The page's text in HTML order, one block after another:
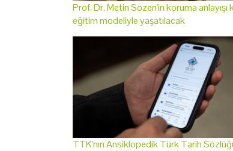
Prof. Dr. Metin Sözen'in koruma anlayışı
eğitim modeliyle yaşatılacak
TTK'nın Ansiklopedik Türk Tarih